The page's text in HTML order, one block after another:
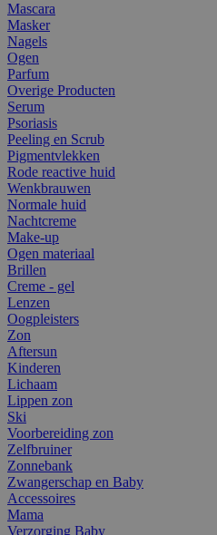
Mascara
Masker
Nagels
Ogen
Parfum
Overige Producten
Serum
Psoriasis
Peeling en Scrub
Pigmentvlekken
Rode reactive huid
Wenkbrauwen
Normale huid
Nachtcreme
Make-up
Ogen materiaal
Brillen
Creme - gel
Lenzen
Oogpleisters
Zon
Aftersun
Kinderen
Lichaam
Lippen zon
Ski
Voorbereiding zon
Zelfbruiner
Zonnebank
Zwangerschap en Baby
Accessoires
Mama
Verzorging Baby